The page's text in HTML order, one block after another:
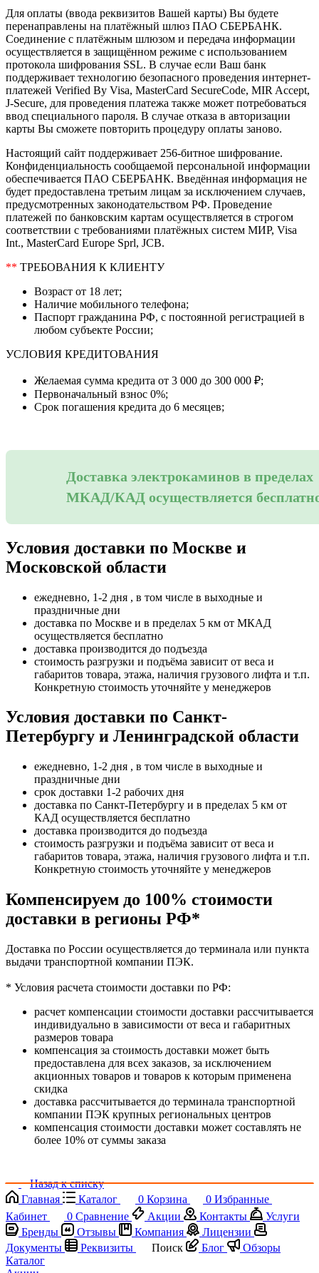
Для оплаты (ввода реквизитов Вашей карты) Вы будете
перенаправлены на платёжный шлюз ПАО СБЕРБАНК.
Соединение с платёжным шлюзом и передача информации
осуществляется в защищённом режиме с использованием
протокола шифрования SSL. В случае если Ваш банк
поддерживает технологию безопасного проведения интернет-
платежей Verified By Visa, MasterCard SecureCode, MIR Accept,
J-Secure, для проведения платежа также может потребоваться
ввод специального пароля. В случае отказа в авторизации
карты Вы сможете повторить процедуру оплаты заново.
Настоящий сайт поддерживает 256-битное шифрование.
Конфиденциальность сообщаемой персональной информации
обеспечивается ПАО СБЕРБАНК. Введённая информация не
будет предоставлена третьим лицам за исключением случаев,
предусмотренных законодательством РФ. Проведение
платежей по банковским картам осуществляется в строгом
соответствии с требованиями платёжных систем МИР, Visa
Int., MasterCard Europe Sprl, JCB.
** ТРЕБОВАНИЯ К КЛИЕНТУ
Возраст от 18 лет;
Наличие мобильного телефона;
Паспорт гражданина РФ, с постоянной регистрацией в
любом субъекте России;
УСЛОВИЯ КРЕДИТОВАНИЯ
Желаемая сумма кредита от 3 000 до 300 000 ₽;
Первоначальный взнос 0%;
Срок погашения кредита до 6 месяцев;
Доставка электрокаминов в пределах
МКАД/КАД осуществляется
Условия доставки по Москве и
Московской области
ежедневно, 1-2 дня , в том числе в выходные и
праздничные дни
доставка по Москве и в пределах 5 км от МКАД
осуществляется бесплатно
доставка производится до подъезда
стоимость разгрузки и подъёма зависит от веса и
габаритов товара, этажа, наличия грузового лифта и т.п.
Конкретную стоимость уточняйте у менеджеров
Условия доставки по Санкт-
Петербургу и Ленинградской области
ежедневно, 1-2 дня , в том числе в выходные и
праздничные дни
срок доставки 1-2 рабочих дня
доставка по Санкт-Петербургу и в пределах 5 км от
КАД осуществляется бесплатно
доставка производится до подъезда
стоимость разгрузки и подъёма зависит от веса и
габаритов товара, этажа, наличия грузового лифта и т.п.
Конкретную стоимость уточняйте у менеджеров
Компенсируем до 100% стоимости
доставки в регионы РФ*
Доставка по России осуществляется до терминала или пункта
выдачи транспортной компании ПЭК.
* Условия расчета стоимости доставки по РФ:
расчет компенсации стоимости доставки рассчитывается
индивидуально в зависимости от веса и габаритных
размеров товара
компенсация за стоимость доставки может быть
предоставлена для всех заказов, за исключением
акционных товаров и товаров к которым применена
скидка
доставка рассчитывается до терминала транспортной
компании ПЭК крупных региональных центров
компенсация стоимости доставки может составлять не
более 10% от суммы заказа
Назад к списку
Главная
Каталог 0 Корзина 0 Избранные
Кабинет
0 Сравнение Акции Контакты
Услуги
Бренды
Отзывы Компания
Лицензии
Документы
Реквизиты Поиск Блог
Обзоры
Каталог